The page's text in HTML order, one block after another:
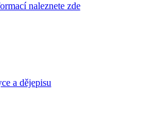
naleznete zde